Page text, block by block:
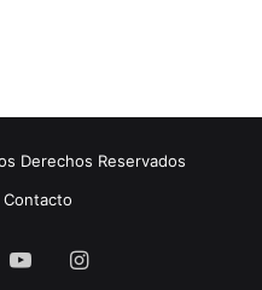
Derechos Reservados
Contacto
YouTubeInstagram